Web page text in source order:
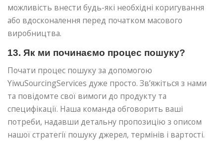
можливість внести будь-які необхідні коригування
або вдосконалення перед початком масового
виробництва.
13. Як ми починаємо процес пошуку?
Почати процес пошуку за допомогою
YiwuSourcingServices дуже просто. Зв’яжіться з нами
та повідомте свої вимоги до продукту та
специфікації. Наша команда обговорить ваші
потреби, надавши детальну пропозицію з описом
нашої стратегії пошуку джерел, термінів і вартості.